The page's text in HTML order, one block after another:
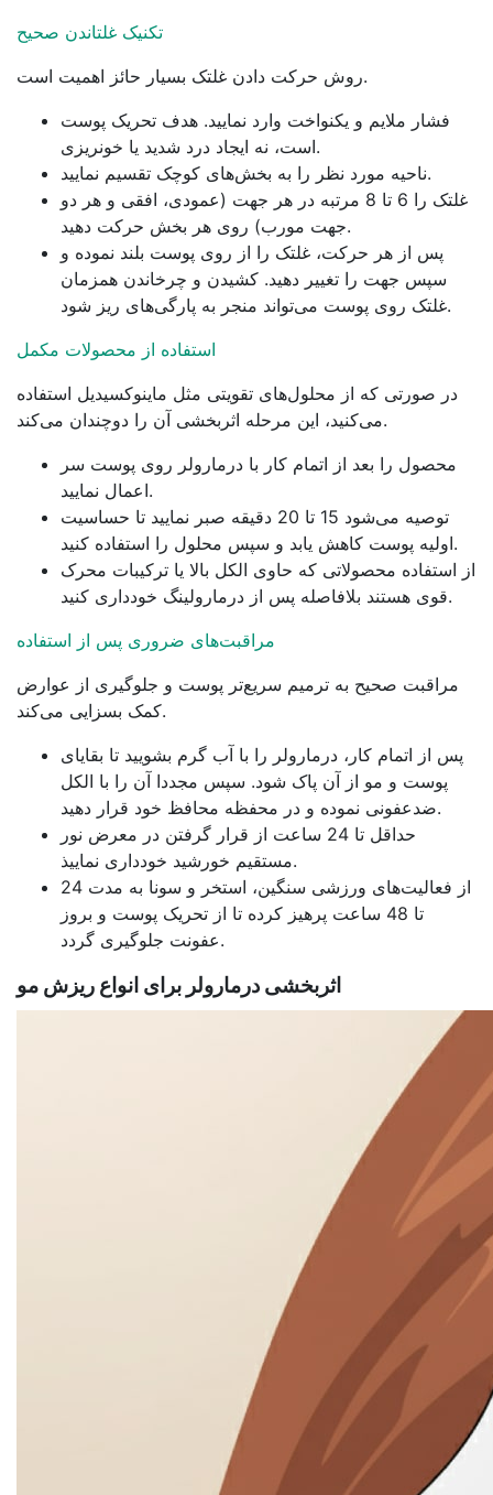
تکنیک غلتاندن صحیح
روش حرکت دادن غلتک بسیار حائز اهمیت است.
فشار ملایم و یکنواخت وارد نمایید. هدف تحریک پوست
است، نه ایجاد درد شدید یا خونریزی.
ناحیه مورد نظر را به بخش‌های کوچک تقسیم نمایید.
غلتک را 6 تا 8 مرتبه در هر جهت (عمودی، افقی و هر دو
جهت مورب) روی هر بخش حرکت دهید.
پس از هر حرکت، غلتک را از روی پوست بلند نموده و
سپس جهت را تغییر دهید. کشیدن و چرخاندن همزمان
غلتک روی پوست می‌تواند منجر به پارگی‌های ریز شود.
استفاده از محصولات مکمل
در صورتی که از محلول‌های تقویتی مثل ماینوکسیدیل استفاده
می‌کنید، این مرحله اثربخشی آن را دوچندان می‌کند.
محصول را بعد از اتمام کار با درمارولر روی پوست سر
اعمال نمایید.
توصیه می‌شود 15 تا 20 دقیقه صبر نمایید تا حساسیت
اولیه پوست کاهش یابد و سپس محلول را استفاده کنید.
از استفاده محصولاتی که حاوی الکل بالا یا ترکیبات محرک
قوی هستند بلافاصله پس از درمارولینگ خودداری کنید.
مراقبت‌های ضروری پس از استفاده
مراقبت صحیح به ترمیم سریع‌تر پوست و جلوگیری از عوارض
کمک بسزایی می‌کند.
پس از اتمام کار، درمارولر را با آب گرم بشویید تا بقایای
پوست و مو از آن پاک شود. سپس مجددا آن را با الکل
ضدعفونی نموده و در محفظه محافظ خود قرار دهید.
حداقل تا 24 ساعت از قرار گرفتن در معرض نور
مستقیم خورشید خودداری نماییذ.
از فعالیت‌های ورزشی سنگین، استخر و سونا به مدت 24
تا 48 ساعت پرهیز کرده تا از تحریک پوست و بروز
عفونت جلوگیری گردد.
اثربخشی درمارولر برای انواع ریزش مو